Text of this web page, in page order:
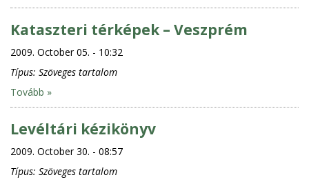
Kataszteri térképek – Veszprém
2009. October 05. - 10:32
Típus: Szöveges tartalom
Tovább »
Levéltári kézikönyv
2009. October 30. - 08:57
Típus: Szöveges tartalom